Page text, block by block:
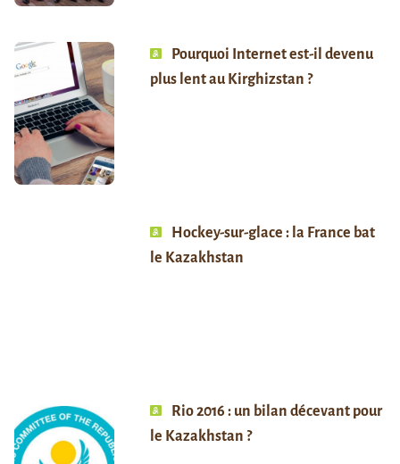
Pourquoi Internet est-il devenu
plus lent au Kirghizstan ?
Hockey-sur-glace : la France bat
le Kazakhstan
Rio 2016 : un bilan décevant pour
le Kazakhstan ?